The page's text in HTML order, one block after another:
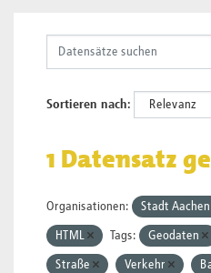
Sortieren nach
1 Datensatz
Organisationen: Stadt Aachen
HTML Tags: Geodaten
Straße Verkehr